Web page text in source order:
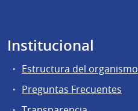
Institucional
Estructura del organismo
Preguntas Frecuentes